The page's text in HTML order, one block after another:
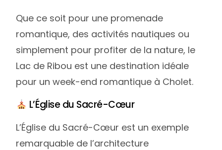
Que ce soit pour une promenade
romantique, des activités nautiques ou
simplement pour profiter de la nature, le
Lac de Ribou est une destination idéale
pour un week-end romantique à Cholet.
L’Église du Sacré-Cœur
L’Église du Sacré-Cœur est un exemple
remarquable de l’architecture